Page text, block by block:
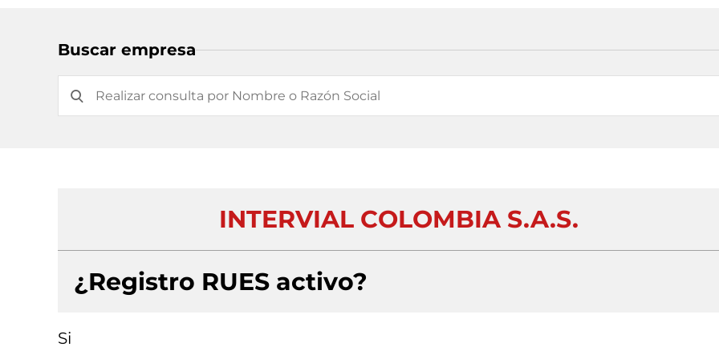
Buscar empresa
INTERVIAL COLOMBIA S.A.S.
¿Registro RUES activo?
Si